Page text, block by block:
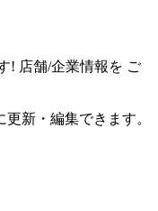
! 店舗/企業情報を ご
新・編集できます。